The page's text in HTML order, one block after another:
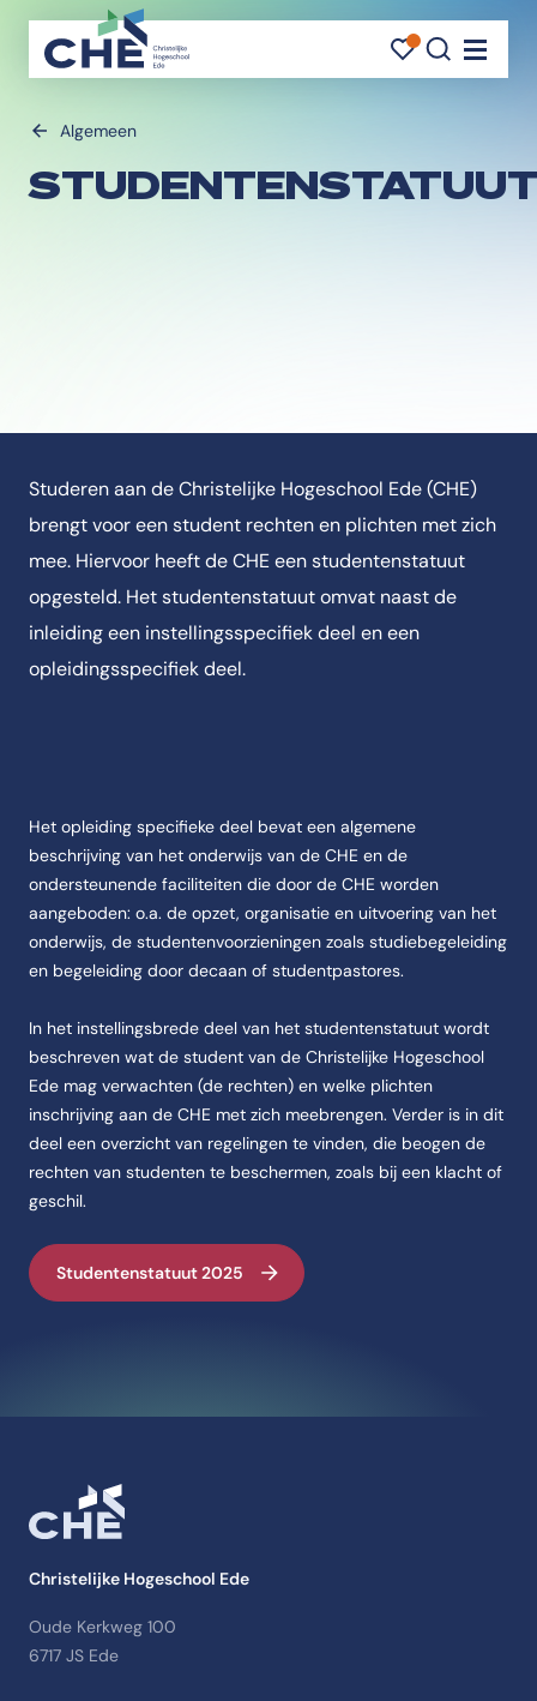
Algemeen
Studeren aan de Christelijke Hogeschool Ede (CHE)
brengt voor een student rechten en plichten met zich
mee. Hiervoor heeft de CHE een studentenstatuut
opgesteld. Het studentenstatuut omvat naast de
inleiding een instellingsspecifiek deel en een
opleidingsspecifiek deel.
Het opleiding specifieke deel bevat een algemene
beschrijving van het onderwijs van de CHE en de
ondersteunende faciliteiten die door de CHE worden
aangeboden: o.a. de opzet, organisatie en uitvoering van het
onderwijs, de studentenvoorzieningen zoals studiebegeleiding
en begeleiding door decaan of studentpastores.
In het instellingsbrede deel van het studentenstatuut wordt
beschreven wat de student van de Christelijke Hogeschool
Ede mag verwachten (de rechten) en welke plichten
inschrijving aan de CHE met zich meebrengen. Verder is in dit
deel een overzicht van regelingen te vinden, die beogen de
rechten van studenten te beschermen, zoals bij een klacht of
geschil.
Studentenstatuut 2025
Christelijke Hogeschool Ede
Oude Kerkweg 100
6717 JS Ede